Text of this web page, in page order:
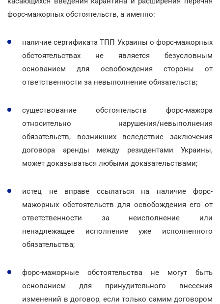
форс-мажорных обстоятельств, а именно:
наличие сертификата ТПП Украины о форс-мажорных
обстоятельствах не является безусловным
основанием для освобождения стороны от
ответственности за невыполнение обязательств;
существование обстоятельств форс-мажора
относительно нарушения/невыполнения
обязательств, возникших вследствие заключения
договора аренды между резидентами Украины,
может доказываться любыми доказательствами;
истец не вправе ссылаться на наличие форс-
мажорных обстоятельств для освобождения его от
ответственности за неисполнение или
ненадлежащее исполнение уже исполненного
обязательства;
форс-мажорные обстоятельства не могут быть
основанием для принудительного внесения
изменений в договор, если только самим договором